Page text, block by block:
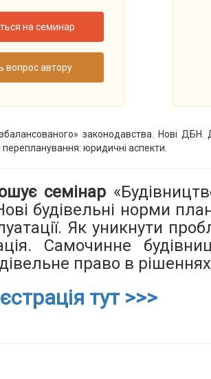
на семинар
вопрос автору
законодавства. Нові
перепланування: юридичні аспекти.
семінар
будівельні норми
Як уникнути
Самочинне
право в
тут >>>